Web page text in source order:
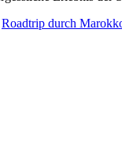
Roadtrip durch